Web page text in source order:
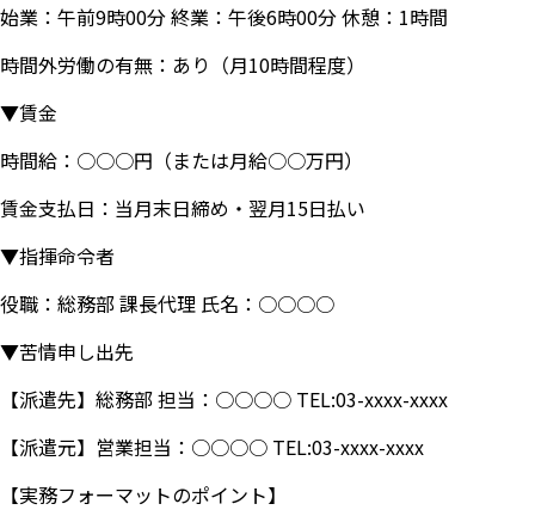
始業：午前9時00分 終業：午後6時00分 休憩：1時間
時間外労働の有無：あり（月10時間程度）
▼賃金
時間給：○○○円（または月給○○万円）
賃金支払日：当月末日締め・翌月15日払い
▼指揮命令者
役職：総務部 課長代理 氏名：○○○○
▼苦情申し出先
【派遣先】総務部 担当：○○○○ TEL:03-xxxx-xxxx
【派遣元】営業担当：○○○○ TEL:03-xxxx-xxxx
【実務フォーマットのポイント】